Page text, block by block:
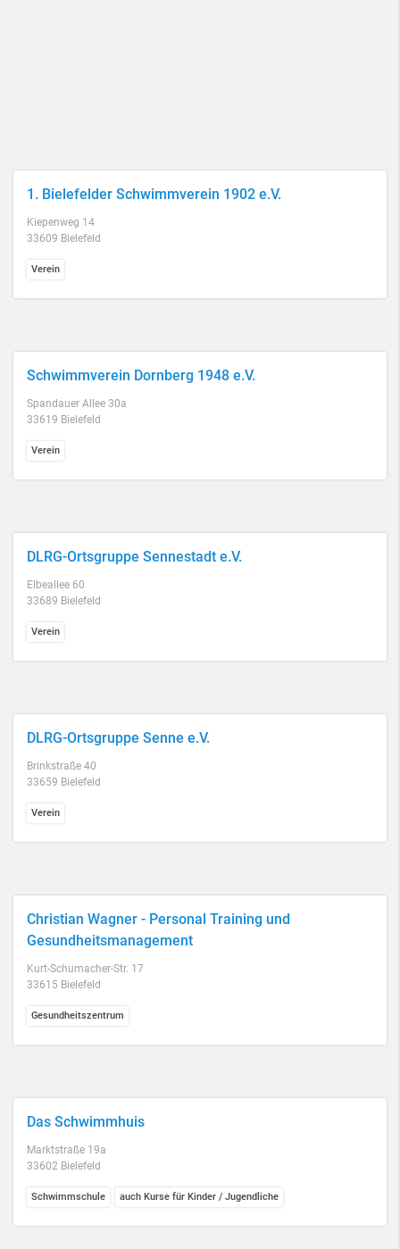
1. Bielefelder Schwimmverein 1902 e.V.
Kiepenweg 14
33609 Bielefeld
Verein
Schwimmverein Dornberg 1948 e.V.
Spandauer Allee 30a
33619 Bielefeld
Verein
DLRG-Ortsgruppe Sennestadt e.V.
Elbeallee 60
33689 Bielefeld
Verein
DLRG-Ortsgruppe Senne e.V.
Brinkstraße 40
33659 Bielefeld
Verein
Christian Wagner - Personal Training und
Gesundheitsmanagement
Kurt-Schumacher-Str. 17
33615 Bielefeld
Gesundheitszentrum
Das Schwimmhuis
Marktstraße 19a
33602 Bielefeld
Schwimmschule auch Kurse für Kinder / Jugendliche